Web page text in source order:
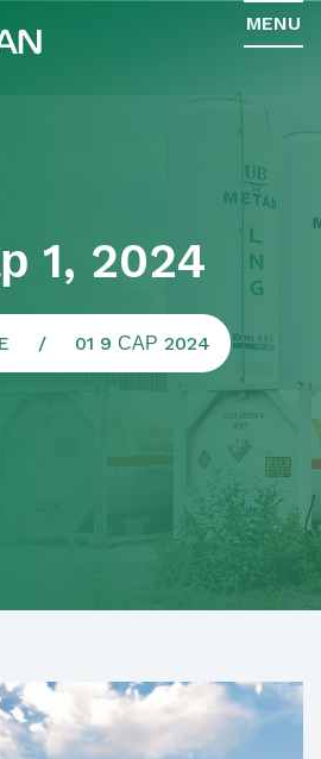
MENU
1, 2024
01 9 САР 2024